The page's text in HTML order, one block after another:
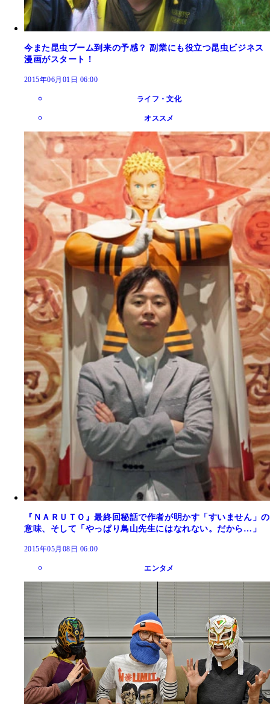
今また昆虫ブーム到来の予感？ 副業にも役立つ昆虫ビジネス
漫画がスタート！
2015年06月01日 06:00
ライフ・文化
オススメ
『ＮＡＲＵＴＯ』最終回秘話で作者が明かす「すいません」の
意味、そして「やっぱり鳥山先生にはなれない。だから…」
2015年05月08日 06:00
エンタメ